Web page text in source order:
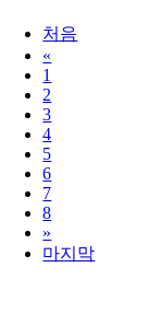
처음
«
1
2
3
4
5
6
7
8
»
마지막